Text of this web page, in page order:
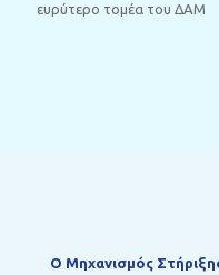
ευρύτερο τομέα του ΔΑΜ
Ο Mηχανισμός